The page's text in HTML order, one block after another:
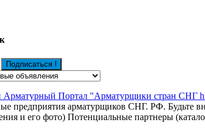
Подписаться !
Портал "Арматурщики стран СНГ
предприятия арматурщиков СНГ. РФ. Будьте
и его фото) Потенциальные партнеры